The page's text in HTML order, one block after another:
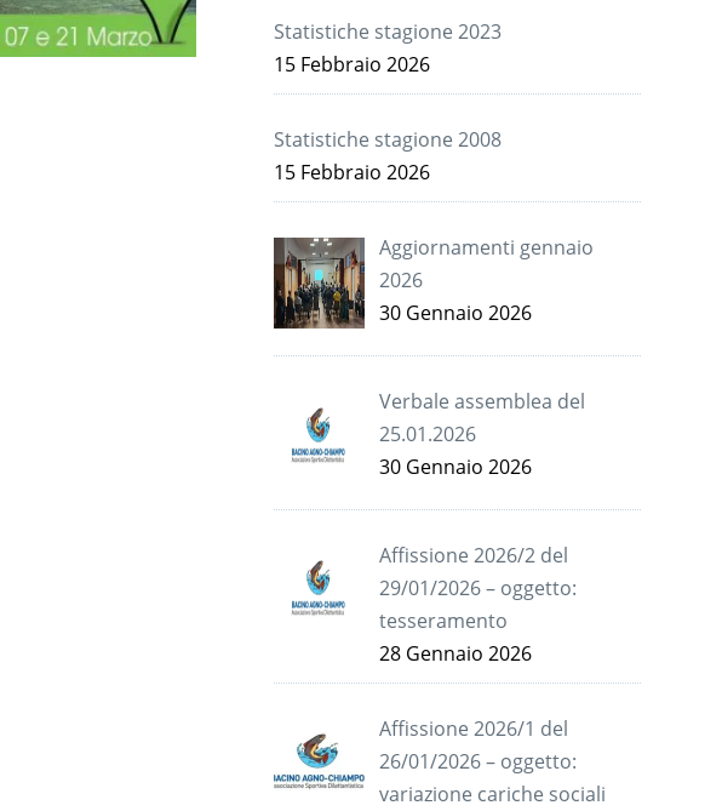
Statistiche stagione 2023
15 Febbraio 2026
Statistiche stagione 2008
15 Febbraio 2026
Aggiornamenti gennaio
2026
30 Gennaio 2026
Verbale assemblea del
25.01.2026
30 Gennaio 2026
Affissione 2026/2 del
29/01/2026 – oggetto:
tesseramento
28 Gennaio 2026
Affissione 2026/1 del
26/01/2026 – oggetto:
variazione cariche sociali